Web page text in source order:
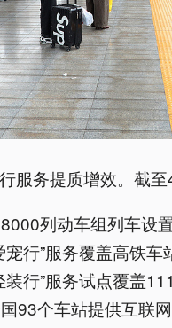
服务提质增效。截至
列动车组列车设置
宠行”服务覆盖高铁
装行”服务试点覆盖
93个车站提供互联网